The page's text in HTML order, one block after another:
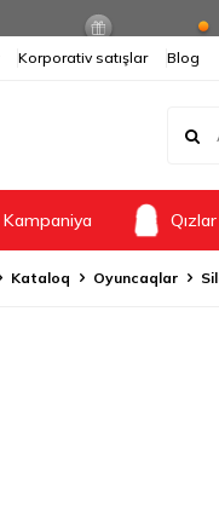
Korporativ satışlar Blog
Kampaniya Qızlar
Kataloq Oyuncaqlar